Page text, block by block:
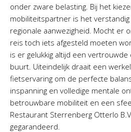
onder zware belasting. Bij het
mobiliteitspartner is het
regionale aanwezigheid. Mocht er
reis toch iets afgesteld moeten
is er gelukkig altijd een
buurt. Uiteindelijk draait een
fietservaring om de perfecte
inspanning en volledige mentale
betrouwbare mobiliteit en een
Restaurant Sterrenberg Otterlo
gegarandeerd.